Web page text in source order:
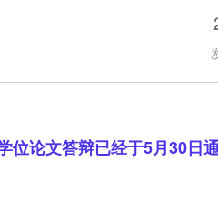
位论文答辩已经于5月30日